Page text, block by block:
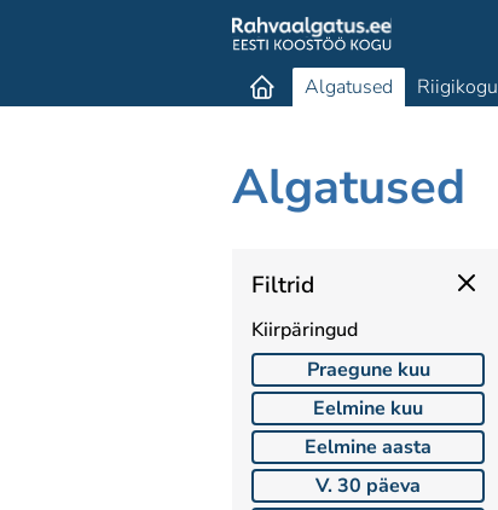
Algatused Riigikogu
Algatused
Filtrid
Kiirpäringud
Praegune kuu
Eelmine kuu
Eelmine aasta
V. 30 päeva